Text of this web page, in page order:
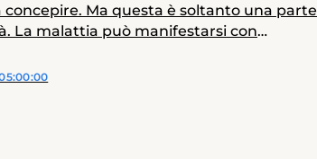
concepire. Ma questa è soltanto una parte
La malattia può manifestarsi con
contribuisce ai ritardi nella diagnosi, che